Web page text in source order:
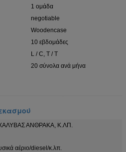
1 ομάδα
negotiable
Woodencase
10 εβδομάδες
L / C, T / T
20 σύνολα ανά μήνα
ΑΝΘΡΑΚΑ, Κ.ΛΠ.
αέριο/diesel/κ.λπ.